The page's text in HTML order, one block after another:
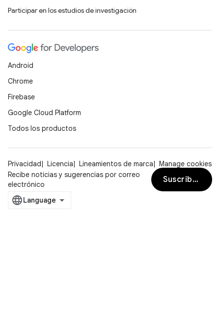
Participar en los estudios de investigación
Android
Chrome
Firebase
Google Cloud Platform
Todos los productos
Privacidad Licencia Lineamientos de marca
Manage cookies
Recibe noticias y sugerencias por correo
electrónico
Suscribirse